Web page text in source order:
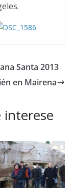
Santa 2013
en Mairena
interese